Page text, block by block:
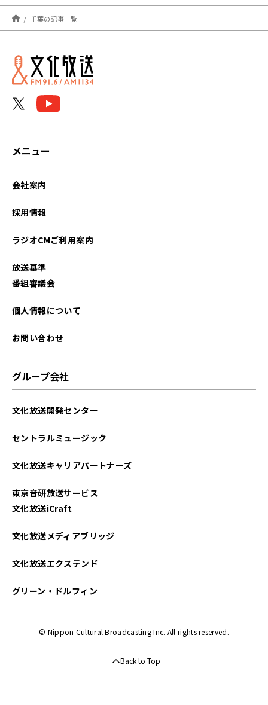
2025年12月
2025年01月
2024年12月
千葉の記事一覧
メニュー
会社案内
採用情報
ラジオCMご利用案内
放送基準
番組審議会
個人情報について
お問い合わせ
グループ会社
文化放送開発センター
セントラルミュージック
文化放送キャリアパートナーズ
東京音研放送サービス
文化放送iCraft
文化放送メディアブリッジ
文化放送エクステンド
グリーン・ドルフィン
© Nippon Cultural Broadcasting Inc. All rights reserved.
Back to Top